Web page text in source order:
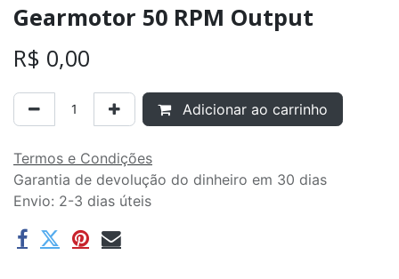
Gearmotor 50 RPM Output
R$ 0,00
Adicionar ao carrinho
Termos e Condições
Garantia de devolução do dinheiro em 30 dias
Envio: 2-3 dias úteis